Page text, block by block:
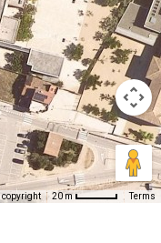
copyright 20 m Terms